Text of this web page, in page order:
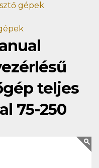
gépek
teljes
75-250